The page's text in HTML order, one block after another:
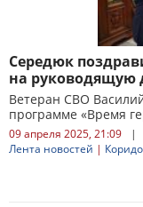
Середюк
на руководящую
Ветеран СВО
программе «Время
09 апреля 2025, 21:09 |
Лента новостей |